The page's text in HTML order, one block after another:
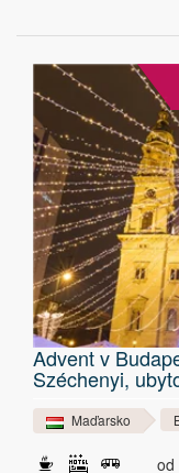
Advent v
Széchenyi,
Maďarsko
od